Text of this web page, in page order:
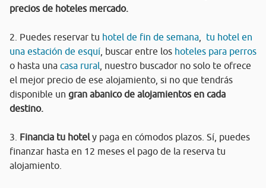
precios de hoteles mercado.
2. Puedes reservar tu hotel de fin de semana
tu hotel en
una estación de esquí , buscar entre los hoteles para perros
o hasta una casa rural , nuestro buscador no solo te ofrece
el mejor precio de ese alojamiento, si no que tendrás
disponible un gran abanico de alojamientos en cada
destino.
3. Financia tu hotely paga en cómodos plazos. Sí, puedes
finanzar hasta en 12 meses el pago de la reserva tu
alojamiento.